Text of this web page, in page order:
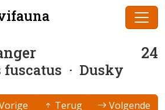
24
fuscatus · Dusky
Terug
Volgende